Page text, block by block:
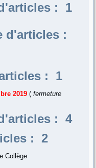
: 1
d'articles :
: 1
2019 (fermeture
: 4
: 2
Collège